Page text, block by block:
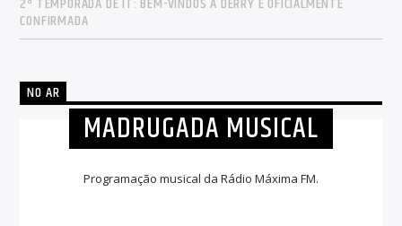
CONFIRMADA
NO AR
MADRUGADA MUSICAL
Programação musical da Rádio Máxima FM.